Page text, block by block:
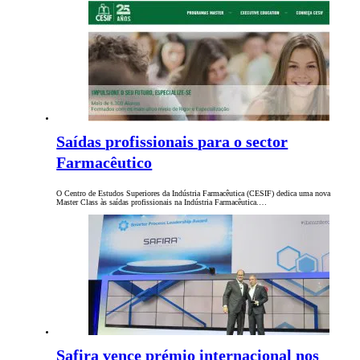
Saídas profissionais para o sector
Farmacêutico
O Centro de Estudos Superiores da Indústria Farmacêutica (CESIF) dedica uma nova
Master Class às saídas profissionais na Indústria Farmacêutica.…
Safira vence prémio internacional nos